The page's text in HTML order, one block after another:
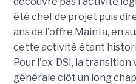
été chef de projet puis
ans de l'offre Mainta, en
cette activité étant
Pour l'ex-DSI, la
générale clôt un long